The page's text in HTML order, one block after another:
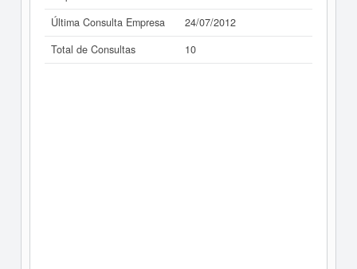
Última Consulta Empresa
24/07/2012
Total de Consultas
10